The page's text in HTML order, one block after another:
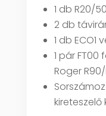
1 db R20/
2 db
1 db ECO1
1 pár
Roger R90/
kireteszelő